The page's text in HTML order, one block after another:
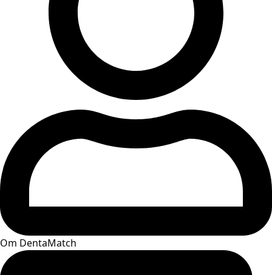
Om DentaMatch